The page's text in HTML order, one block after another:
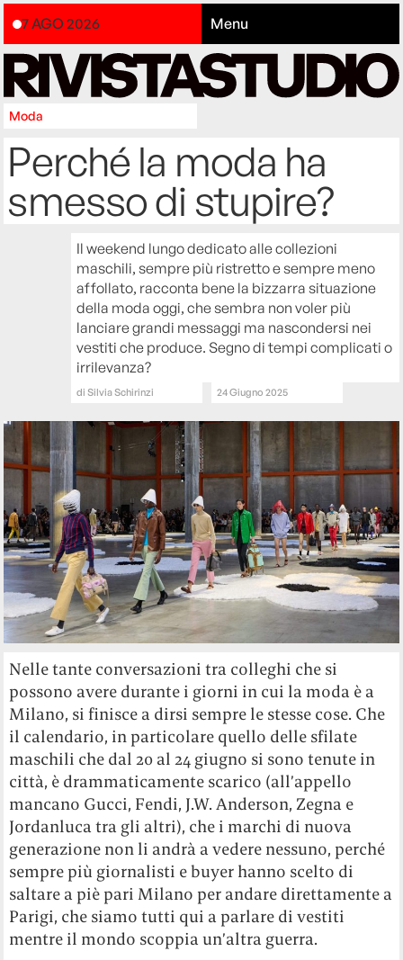
7 AGO 2026 Menu
Moda
Perché la moda ha
smesso di stupire?
Il weekend lungo dedicato alle collezioni
maschili, sempre più ristretto e sempre meno
affollato, racconta bene la bizzarra situazione
della moda oggi, che sembra non voler più
lanciare grandi messaggi ma nascondersi nei
vestiti che produce. Segno di tempi complicati o
irrilevanza?
diSilvia Schirinzi 24 Giugno 2025
Nelle tante conversazioni tra colleghi che si
possono avere durante i giorni in cui la moda è a
Milano, si finisce a dirsi sempre le stesse cose. Che
il calendario, in particolare quello delle sfilate
maschili che dal 20 al 24 giugno si sono tenute in
città, è drammaticamente scarico (all’appello
mancano Gucci, Fendi, J.W. Anderson, Zegna e
Jordanluca tra gli altri), che i marchi di nuova
generazione non li andrà a vedere nessuno, perché
sempre più giornalisti e buyer hanno scelto di
saltare a piè pari Milano per andare direttamente a
Parigi, che siamo tutti qui a parlare di vestiti
mentre il mondo scoppia un’altra guerra.